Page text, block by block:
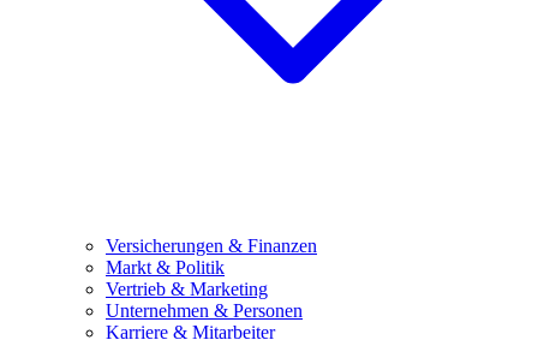
Versicherungen & Finanzen
Markt & Politik
Vertrieb & Marketing
Unternehmen & Personen
Karriere & Mitarbeiter